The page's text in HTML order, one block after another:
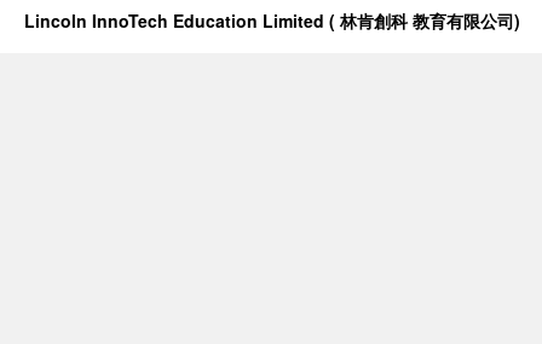
Lincoln InnoTech Education Limited ( 林肯創科 教育有限公司)